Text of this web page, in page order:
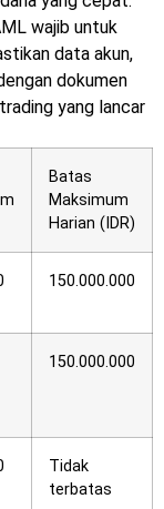
wajib untuk
data akun,
dokumen
yang lancar
Batas
Maksimum
Harian (IDR)
150.000.000
150.000.000
Tidak
terbatas